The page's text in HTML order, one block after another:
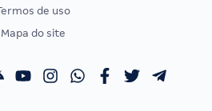
Calendário OAB
de uso
Mapa do site